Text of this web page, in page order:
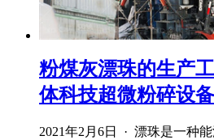
粉煤灰漂珠的生产
体科技超微粉碎设备
2021年2月6日 · 漂珠是一种